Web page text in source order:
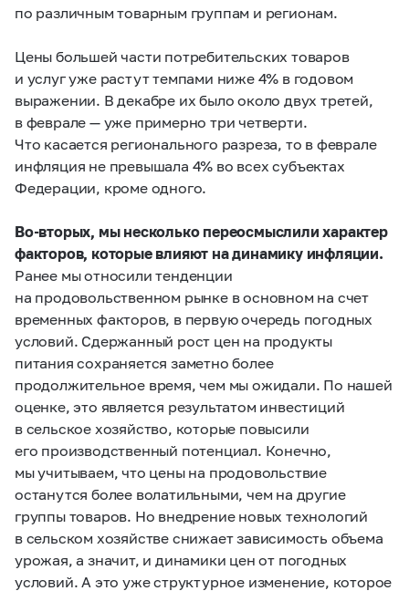
по различным товарным группам и регионам.
Цены большей части потребительских товаров
и услуг уже растут темпами ниже 4% в годовом
выражении. В декабре их было около двух третей,
в феврале — уже примерно три четверти.
Что касается регионального разреза, то в феврале
инфляция не превышала 4% во всех субъектах
Федерации, кроме одного.
Во-вторых, мы несколько переосмыслили характер
факторов, которые влияют на динамику инфляции.
Ранее мы относили тенденции
на продовольственном рынке в основном на счет
временных факторов, в первую очередь погодных
условий. Сдержанный рост цен на продукты
питания сохраняется заметно более
продолжительное время, чем мы ожидали. По нашей
оценке, это является результатом инвестиций
в сельское хозяйство, которые повысили
его производственный потенциал. Конечно,
мы учитываем, что цены на продовольствие
останутся более волатильными, чем на другие
группы товаров. Но внедрение новых технологий
в сельском хозяйстве снижает зависимость объема
урожая, а значит, и динамики цен от погодных
условий. А это уже структурное изменение, которое